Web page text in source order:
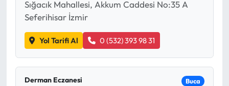
Sığacık Mahallesi, Akkum Caddesi No:35 A
Seferihisar İzmir
Yol Tarifi Al 0 (532) 393 98 31
Derman Eczanesi Buca